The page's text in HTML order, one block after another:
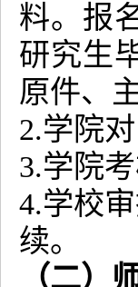
料。报
研究生
原件、
2.学院
3.学院
4.学校
续。
（二）